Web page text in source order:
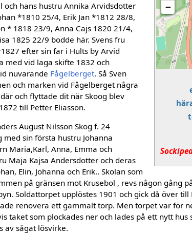
−
och hans hustru Annika Arvidsdotter
*1810 25/4, Erik Jan *1812 28/8,
* 1818 23/9, Anna Cajs 1820 21/4,
1825 22/9 bodde här. Svens fru
efter sin far i Hults by Arvid
med vid laga skifte 1832 och
nuvarande Fågelberget. Så Sven
och marken vid Fågelberget några
och flyttade dit när Skoog blev
till Petter Eliasson.
August Nilsson Skog f. 24
sin första hustru Johanna
Maria,Karl, Anna, Emma och
Maja Kajsa Andersdotter och deras
Elin, Johanna och Erik.. Skolan som
på gränsen mot Krusebol , revs någon gång
Soldattorpet upplöstes 1901 och gick då över till
renovera ett gammalt torp. Men torpet var för
taket som plockades ner och lades på ett nytt hus
av sågat lösvirke.